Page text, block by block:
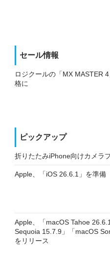
セール情報
ロジクールの「MX MASTER
格に
ピックアップ
折りたたみiPhone向けカメラ
Apple、「iOS 26.6.1」を準備
Apple、「macOS Tahoe
Sequoia 15.7.9」「macOS
をリリース